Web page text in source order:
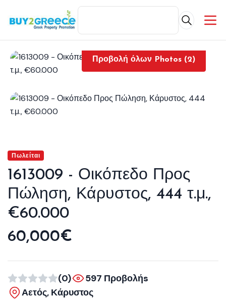
Προβολή όλων Photos (2)
Πωλείται
1613009 - Οικόπεδο Προς
Πώληση, Κάρυστος, 444 τ.μ.,
€60.000
60,000€
(0)
597 Προβολήs
Αετός, Κάρυστος